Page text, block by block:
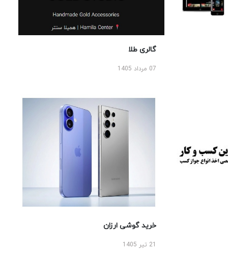
گالری طلا
07 مرداد 1405
خرید گوشی ارزان